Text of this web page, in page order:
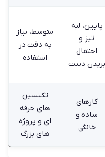
پایین، لبه
تیز و
احتمال
بریدن دست
متوسط، نیاز
به دقت در
استفاده
کارهای
ساده و
خانگی
تکنسین
های حرفه
‌ای و پروژه
های بزرگ